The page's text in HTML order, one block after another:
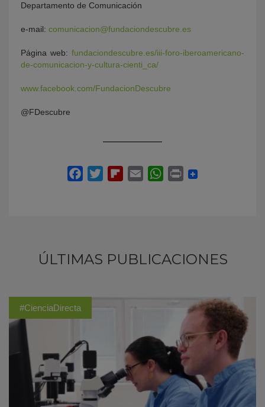
Departamento de Comunicación
e-mail: comunicacion@fundaciondescubre.es
Página web: fundaciondescubre.es/iii-foro-iberoamericano-
de-comunicacion-y-cultura-cienti_ca/
www.facebook.com/FundacionDescubre
@FDescubre
ÚLTIMAS PUBLICACIONES
#CienciaDirecta